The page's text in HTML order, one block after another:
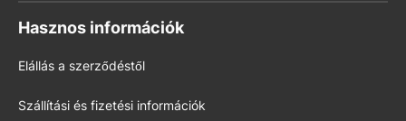
Hasznos információk
Elállás a szerződéstől
Szállítási és fizetési információk